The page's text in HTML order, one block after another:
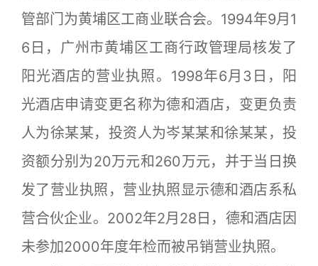
管部门为黄埔区工商业联合会。1994年9月1
6日，广州市黄埔区工商行政管理局核发了
阳光酒店的营业执照。1998年6月3日，阳
光酒店申请变更名称为德和酒店，变更负责
人为徐某某，投资人为岑某某和徐某某，投
资额分别为20万元和260万元，并于当日换
发了营业执照，营业执照显示德和酒店系私
营合伙企业。2002年2月28日，德和酒店因
未参加2000年度年检而被吊销营业执照。